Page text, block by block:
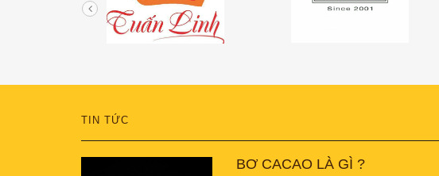
TIN TỨC
BƠ CACAO LÀ GÌ ?